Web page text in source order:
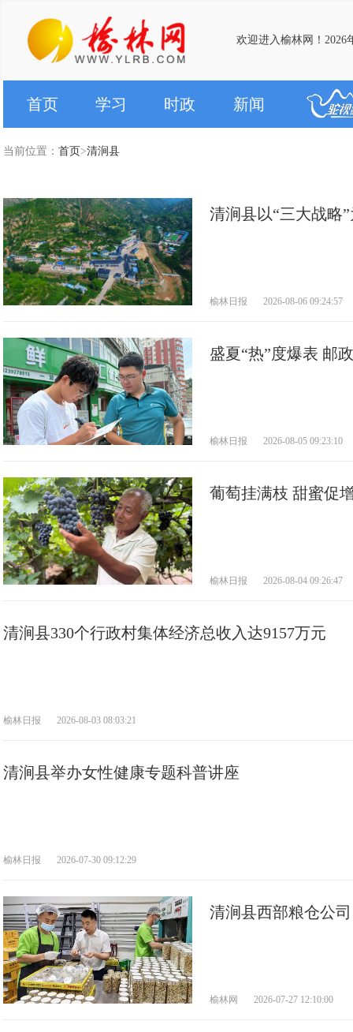
欢迎进入榆林网！2026
首页 学习 时政 新闻
当前位置： 首页>清涧县
清涧县以“三大战略
榆林日报 2026-08-06 09:24:57
盛夏“热”度爆表 邮
榆林日报 2026-08-05 09:23:10
葡萄挂满枝 甜蜜促
榆林日报 2026-08-04 09:26:47
清涧县330个行政村集体经济总收入达9157万元
榆林日报 2026-08-03 08:03:21
清涧县举办女性健康专题科普讲座
榆林日报 2026-07-30 09:12:29
榆林网 2026-07-27 12:10:00